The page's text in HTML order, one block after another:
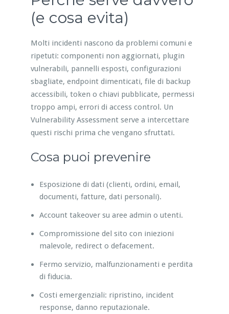
(e cosa evita)
Molti incidenti nascono da problemi comuni e
ripetuti: componenti non aggiornati, plugin
vulnerabili, pannelli esposti, configurazioni
sbagliate, endpoint dimenticati, file di backup
accessibili, token o chiavi pubblicate, permessi
troppo ampi, errori di access control. Un
Vulnerability Assessment serve a intercettare
questi rischi prima che vengano sfruttati.
Cosa puoi prevenire
Esposizione di dati (clienti, ordini, email,
documenti, fatture, dati personali).
Account takeover su aree admin o utenti.
Compromissione del sito con iniezioni
malevole, redirect o defacement.
Fermo servizio, malfunzionamenti e perdita
di fiducia.
Costi emergenziali: ripristino, incident
response, danno reputazionale.